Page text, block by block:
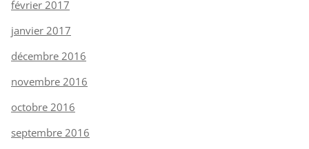
février 2017
janvier 2017
décembre 2016
novembre 2016
octobre 2016
septembre 2016